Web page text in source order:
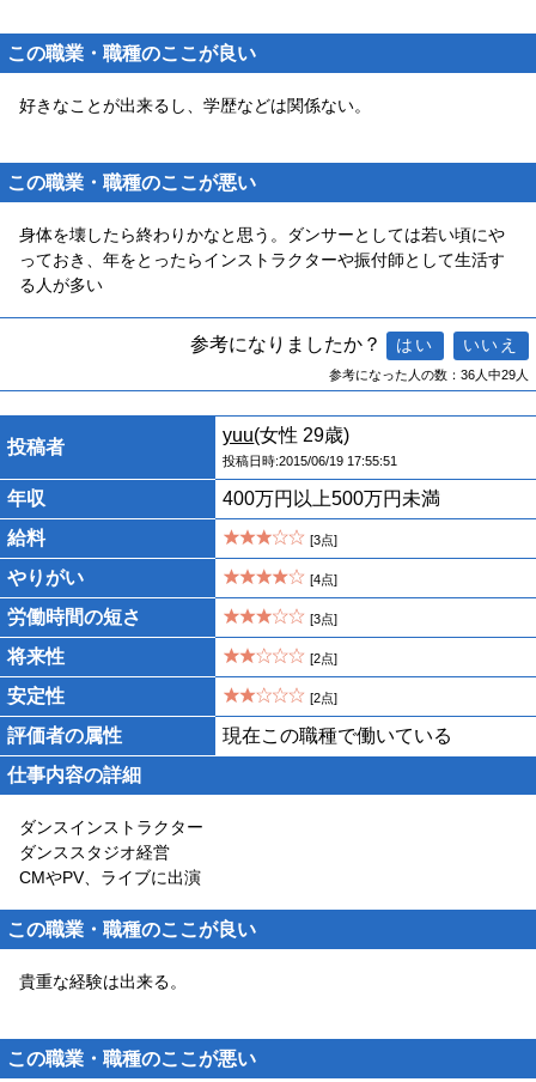
この職業・職種のここが良い
好きなことが出来るし、学歴などは関係ない。
この職業・職種のここが悪い
身体を壊したら終わりかなと思う。ダンサーとしては若い頃にや
っておき、年をとったらインストラクターや振付師として生活す
る人が多い
参考になりましたか？
参考になった人の数：36人中29人
投稿者
yuu(女性 29歳)
投稿日時:2015/06/19 17:55:51
年収
400万円以上500万円未満
給料
[3点]
やりがい [4点]
労働時間の短さ [3点]
将来性 [2点]
安定性 [2点]
評価者の属性
現在この職種で働いている
仕事内容の詳細
ダンスインストラクター
ダンススタジオ経営
CMやPV、ライブに出演
この職業・職種のここが良い
貴重な経験は出来る。
この職業・職種のここが悪い